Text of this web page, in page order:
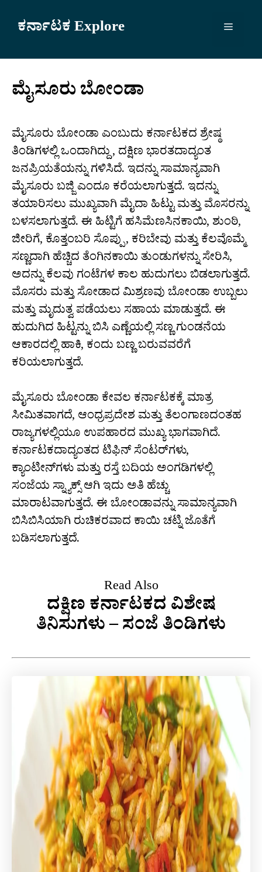
ಕರ್ನಾಟಕ Explore Menu
ಮೈಸೂರು ಬೋಂಡಾ
ಮೈಸೂರು ಬೋಂಡಾ ಎಂಬುದು ಕರ್ನಾಟಕದ ಶ್ರೇಷ್ಠ
ತಿಂಡಿಗಳಲ್ಲಿ ಒಂದಾಗಿದ್ದು, ದಕ್ಷಿಣ ಭಾರತದಾದ್ಯಂತ
ಜನಪ್ರಿಯತೆಯನ್ನು ಗಳಿಸಿದೆ. ಇದನ್ನು ಸಾಮಾನ್ಯವಾಗಿ
ಮೈಸೂರು ಬಜ್ಜಿ ಎಂದೂ ಕರೆಯಲಾಗುತ್ತದೆ. ಇದನ್ನು
ತಯಾರಿಸಲು ಮುಖ್ಯವಾಗಿ ಮೈದಾ ಹಿಟ್ಟು ಮತ್ತು ಮೊಸರನ್ನು
ಬಳಸಲಾಗುತ್ತದೆ. ಈ ಹಿಟ್ಟಿಗೆ ಹಸಿಮೆಣಸಿನಕಾಯಿ, ಶುಂಠಿ,
ಜೀರಿಗೆ, ಕೊತ್ತಂಬರಿ ಸೊಪ್ಪು, ಕರಿಬೇವು ಮತ್ತು ಕೆಲವೊಮ್ಮೆ
ಸಣ್ಣದಾಗಿ ಹೆಚ್ಚಿದ ತೆಂಗಿನಕಾಯಿ ತುಂಡುಗಳನ್ನು ಸೇರಿಸಿ,
ಅದನ್ನು ಕೆಲವು ಗಂಟೆಗಳ ಕಾಲ ಹುದುಗಲು ಬಿಡಲಾಗುತ್ತದೆ.
ಮೊಸರು ಮತ್ತು ಸೋಡಾದ ಮಿಶ್ರಣವು ಬೋಂಡಾ ಉಬ್ಬಲು
ಮತ್ತು ಮೃದುತ್ವ ಪಡೆಯಲು ಸಹಾಯ ಮಾಡುತ್ತದೆ. ಈ
ಹುದುಗಿದ ಹಿಟ್ಟನ್ನು ಬಿಸಿ ಎಣ್ಣೆಯಲ್ಲಿ ಸಣ್ಣ ಗುಂಡನೆಯ
ಆಕಾರದಲ್ಲಿ ಹಾಕಿ, ಕಂದು ಬಣ್ಣ ಬರುವವರೆಗೆ
ಕರಿಯಲಾಗುತ್ತದೆ.
ಮೈಸೂರು ಬೋಂಡಾ ಕೇವಲ ಕರ್ನಾಟಕಕ್ಕೆ ಮಾತ್ರ
ಸೀಮಿತವಾಗದೆ, ಆಂಧ್ರಪ್ರದೇಶ ಮತ್ತು ತೆಲಂಗಾಣದಂತಹ
ರಾಜ್ಯಗಳಲ್ಲಿಯೂ ಉಪಹಾರದ ಮುಖ್ಯ ಭಾಗವಾಗಿದೆ.
ಕರ್ನಾಟಕದಾದ್ಯಂತದ ಟಿಫಿನ್ ಸೆಂಟರ್‌ಗಳು,
ಕ್ಯಾಂಟೀನ್‌ಗಳು ಮತ್ತು ರಸ್ತೆ ಬದಿಯ ಅಂಗಡಿಗಳಲ್ಲಿ
ಸಂಜೆಯ ಸ್ನ್ಯಾಕ್ಸ್ ಆಗಿ ಇದು ಅತಿ ಹೆಚ್ಚು
ಮಾರಾಟವಾಗುತ್ತದೆ. ಈ ಬೋಂಡಾವನ್ನು ಸಾಮಾನ್ಯವಾಗಿ
ಬಿಸಿಬಿಸಿಯಾಗಿ ರುಚಿಕರವಾದ ಕಾಯಿ ಚಟ್ನಿ ಜೊತೆಗೆ
ಬಡಿಸಲಾಗುತ್ತದೆ.
Read Also
ದಕ್ಷಿಣ ಕರ್ನಾಟಕದ ವಿಶೇಷ
ತಿನಿಸುಗಳು – ಸಂಜೆ ತಿಂಡಿಗಳು